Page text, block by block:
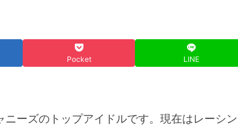
Pocket LINE
ーズのトップアイドルです。現在はレーシ